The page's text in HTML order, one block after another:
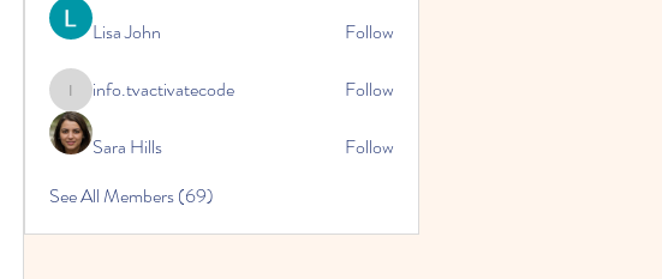
Lisa John Follow
info.tvactivatecode
info.tvactivatecode Follow
Sara Hills
Follow
See All Members (69)